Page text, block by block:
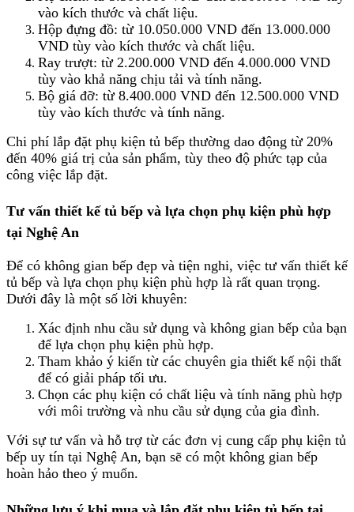
vào kích thước và chất liệu.
Hộp đựng đồ: từ 10.050.000 VND đến 13.000.000
VND tùy vào kích thước và chất liệu.
Ray trượt: từ 2.200.000 VND đến 4.000.000 VND
tùy vào khả năng chịu tải và tính năng.
Bộ giá đỡ: từ 8.400.000 VND đến 12.500.000 VND
tùy vào kích thước và tính năng.
Chi phí lắp đặt phụ kiện tủ bếp thường dao động từ 20%
đến 40% giá trị của sản phẩm, tùy theo độ phức tạp của
công việc lắp đặt.
Tư vấn thiết kế tủ bếp và lựa chọn phụ kiện phù hợp
tại Nghệ An
Để có không gian bếp đẹp và tiện nghi, việc tư vấn thiết kế
tủ bếp và lựa chọn phụ kiện phù hợp là rất quan trọng.
Dưới đây là một số lời khuyên:
Xác định nhu cầu sử dụng và không gian bếp của bạn
để lựa chọn phụ kiện phù hợp.
Tham khảo ý kiến từ các chuyên gia thiết kế nội thất
để có giải pháp tối ưu.
Chọn các phụ kiện có chất liệu và tính năng phù hợp
với môi trường và nhu cầu sử dụng của gia đình.
Với sự tư vấn và hỗ trợ từ các đơn vị cung cấp phụ kiện tủ
bếp uy tín tại Nghệ An, bạn sẽ có một không gian bếp
hoàn hảo theo ý muốn.